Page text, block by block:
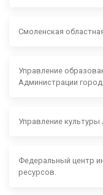
Смоленская
Управление
Администрации
Управление
Федеральный центр
ресурсов.